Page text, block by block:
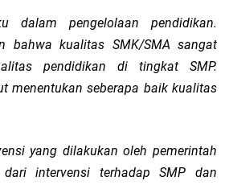
dalam pengelolaan pendidikan.
bahwa kualitas SMK/SMA sangat
pendidikan di tingkat SMP.
menentukan seberapa baik kualitas
yang dilakukan oleh pemerintah
intervensi terhadap SMP dan